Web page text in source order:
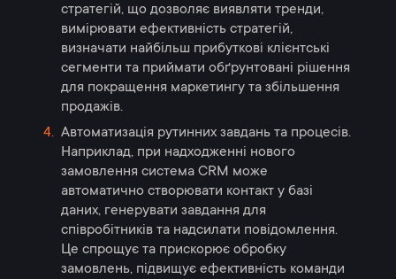
стратегій, що дозволяє виявляти тренди,
вимірювати ефективність стратегій,
визначати найбільш прибуткові клієнтські
сегменти та приймати обґрунтовані рішення
для покращення маркетингу та збільшення
продажів.
Автоматизація рутинних завдань та процесів.
Наприклад, при надходженні нового
замовлення система CRM може
автоматично створювати контакт у базі
даних, генерувати завдання для
співробітників та надсилати повідомлення.
Це спрощує та прискорює обробку
замовлень, підвищує ефективність команди